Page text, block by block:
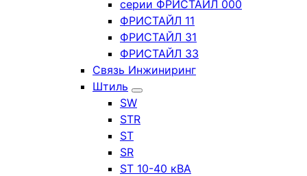
серии ФРИСТАЙЛ 000
ФРИСТАЙЛ 11
ФРИСТАЙЛ 31
ФРИСТАЙЛ 33
Связь Инжиниринг
Штиль
SW
STR
ST
SR
ST 10-40 кВА